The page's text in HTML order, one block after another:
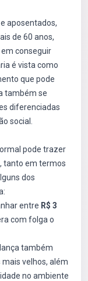
aposentados,
de 60 anos,
conseguir
é vista como
que pode
também se
diferenciadas
social.
pode trazer
tanto em termos
dos
entre R$ 3
com folga o
também
velhos, além
no ambiente